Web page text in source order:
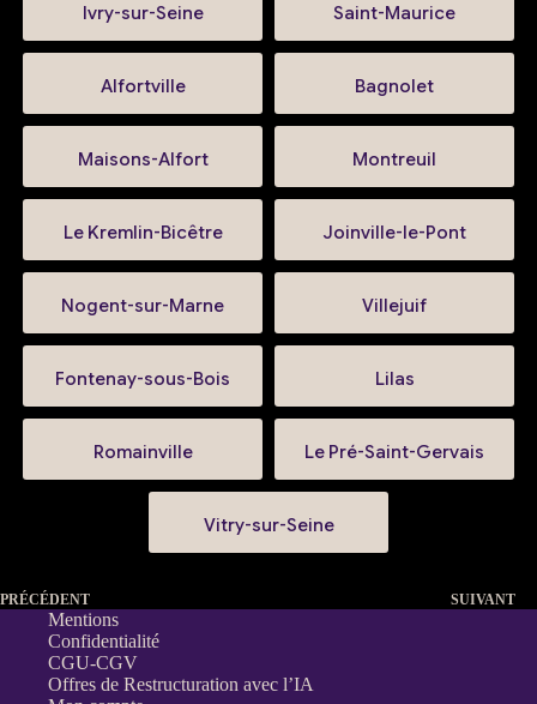
Ivry-sur-Seine Saint-Maurice
Alfortville Bagnolet
Maisons-Alfort Montreuil
Le Kremlin-Bicêtre Joinville-le-Pont
Nogent-sur-Marne Villejuif
Fontenay-sous-Bois Lilas
Romainville Le Pré-Saint-Gervais
Vitry-sur-Seine
PRÉCÉDENT SUIVANT
Mentions
Confidentialité
CGU-CGV
Offres de Restructuration avec l’IA